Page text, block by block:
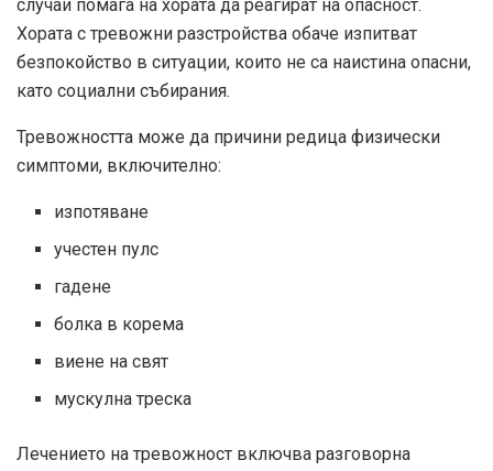
случаи помага на хората да реагират на опасност.
Хората с тревожни разстройства обаче изпитват
безпокойство в ситуации, които не са наистина опасни,
като социални събирания.
Тревожността може да причини редица физически
симптоми, включително:
изпотяване
учестен пулс
гадене
болка в корема
виене на свят
мускулна треска
Лечението на тревожност включва разговорна